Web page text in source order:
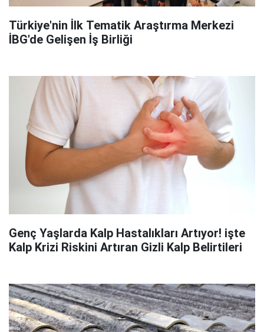
Türkiye'nin İlk Tematik Araştırma Merkezi
İBG'de Gelişen İş Birliği
Genç Yaşlarda Kalp Hastalıkları Artıyor! işte
Kalp Krizi Riskini Artıran Gizli Kalp Belirtileri